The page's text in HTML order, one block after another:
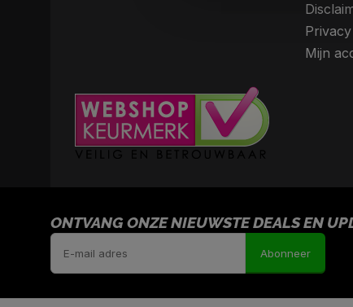
Mijn
ONTVANG ONZE NIEUWSTE DEALS EN
Abonneer